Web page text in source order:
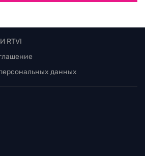
RTVI
данных